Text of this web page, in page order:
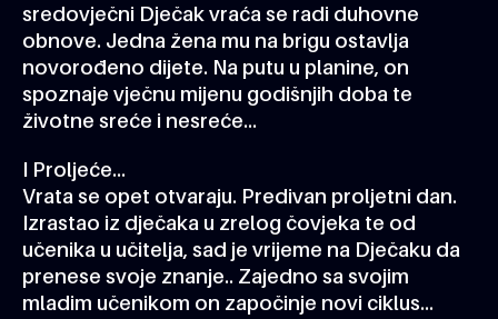
sredovječni Dječak vraća se radi duhovne
obnove. Jedna žena mu na brigu ostavlja
novorođeno dijete. Na putu u planine, on
spoznaje vječnu mijenu godišnjih doba te
životne sreće i nesreće...
I Proljeće...
Vrata se opet otvaraju. Predivan proljetni dan.
Izrastao iz dječaka u zrelog čovjeka te od
učenika u učitelja, sad je vrijeme na Dječaku da
prenese svoje znanje.. Zajedno sa svojim
mladim učenikom on započinje novi ciklus…